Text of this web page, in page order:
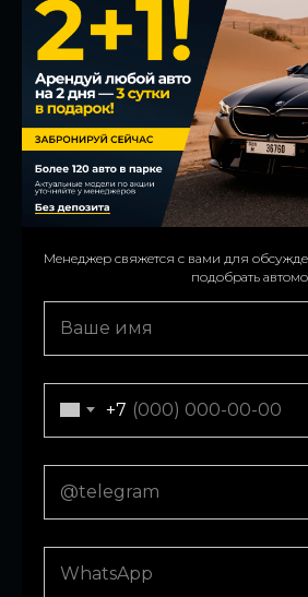
Porsche
Nissan
Rolls-Royce
McLaren
Maserati
Instagram
We’ll contact you to confirm details
+971
Менеджер свяжется с вами для
подобрать
+7